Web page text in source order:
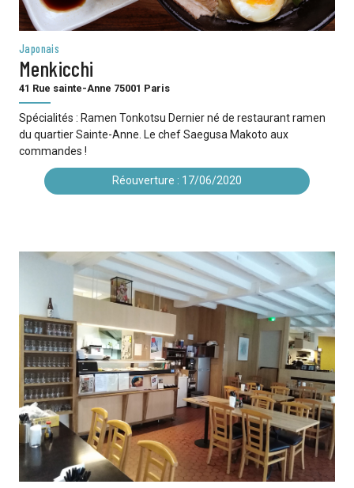
Japonais
Menkicchi
41 Rue sainte-Anne 75001 Paris
Spécialités : Ramen Tonkotsu Dernier né de restaurant ramen
du quartier Sainte-Anne. Le chef Saegusa Makoto aux
commandes !
Réouverture : 17/06/2020